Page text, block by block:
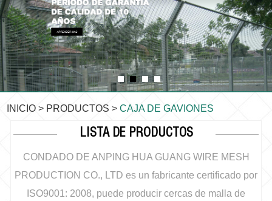
INICIO > PRODUCTOS >CAJA DE GAVIONES
LISTA DE PRODUCTOS
CONDADO DE ANPING HUA GUANG WIRE MESH
PRODUCTION CO., LTD es un fabricante certificado por
ISO9001: 2008, puede producir cercas de malla de